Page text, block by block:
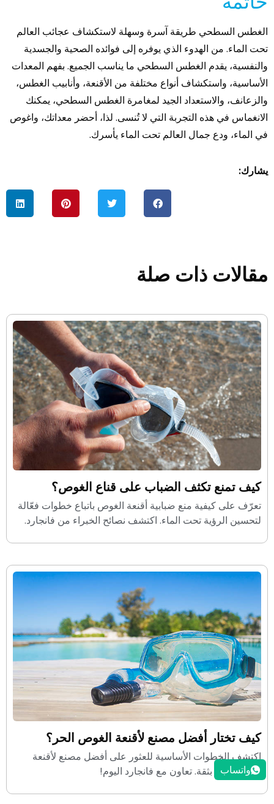
الغطس السطحي طريقة آسرة وسهلة لاستكشاف عجائب العالم
تحت الماء. من الهدوء الذي يوفره إلى فوائده الصحية والجسدية
والنفسية، يقدم الغطس السطحي ما يناسب الجميع. بفهم المعدات
الأساسية، واستكشاف أنواع مختلفة من الأقنعة، وأنابيب الغطس،
والزعانف، والاستعداد الجيد لمغامرة الغطس السطحي، يمكنك
الانغماس في هذه التجربة التي لا تُنسى. لذا، أحضر معداتك، واغوص
في الماء، ودع جمال العالم تحت الماء يأسرك.
يشارك:
مقالات ذات صلة
كيف تمنع تكثف الضباب على قناع الغوص؟
تعرّف على كيفية منع ضبابية أقنعة الغوص باتباع خطوات فعّالة
لتحسين الرؤية تحت الماء. اكتشف نصائح الخبراء من فانجارد.
كيف تختار أفضل مصنع لأقنعة الغوص الحر؟
اكتشف الخطوات الأساسية للعثور على أفضل مصنع لأقنعة
الغوص الحر بثقة. تعاون مع فانجارد اليوم!
واتساب